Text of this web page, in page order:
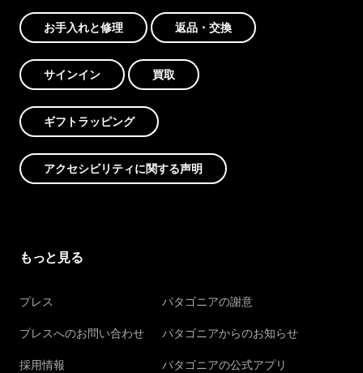
お手入れと修理 返品・交換
サインイン 買取
ギフトラッピング
アクセシビリティに関する声明
もっと見る
プレス
プレスへのお問い合わせ
採用情報
パタゴニアの謝意
パタゴニアからのお知らせ
パタゴニアの公式アプリ